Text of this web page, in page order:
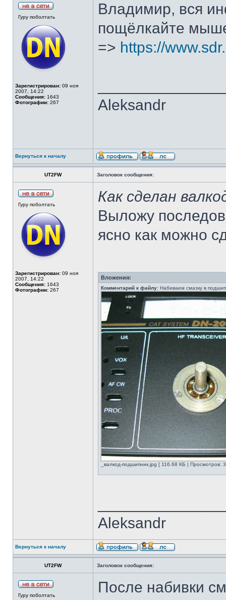
Гуру поболтать
Зарегистрирован: 09 ноя
2007, 14:22
Сообщения: 1643
Фотографии: 267
Владимир, вся
пощёлкайте
=> https://
Aleksandr
Вернуться к началу
UT2FW Заголовок сообщения:
Гуру поболтать
Зарегистрирован: 09 ноя
2007, 14:22
Сообщения: 1643
Фотографии: 267
Как сделан
Выложу
ясно как можно
Вложения:
Комментарий к файлу: Набиваем смазку в
_валкод-подшипник.jpg [ 116.68 КБ | Просмотров:
Aleksandr
Вернуться к началу
UT2FW Заголовок сообщения:
Гуру поболтать
После набивки